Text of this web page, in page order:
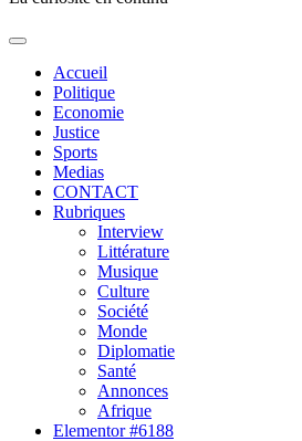
Accueil
Politique
Economie
Justice
Sports
Medias
CONTACT
Rubriques
Interview
Littérature
Musique
Culture
Société
Monde
Diplomatie
Santé
Annonces
Afrique
Elementor #6188